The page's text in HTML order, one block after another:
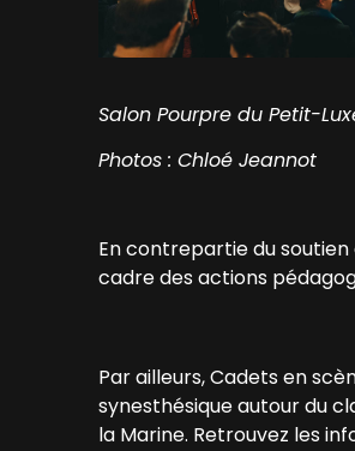
Salon Pourpre du Petit-
Photos : Chloé Jeannot
En contrepartie du soutien
cadre des actions
Par ailleurs, Cadets en
synesthésique autour du
la Marine. Retrouvez les